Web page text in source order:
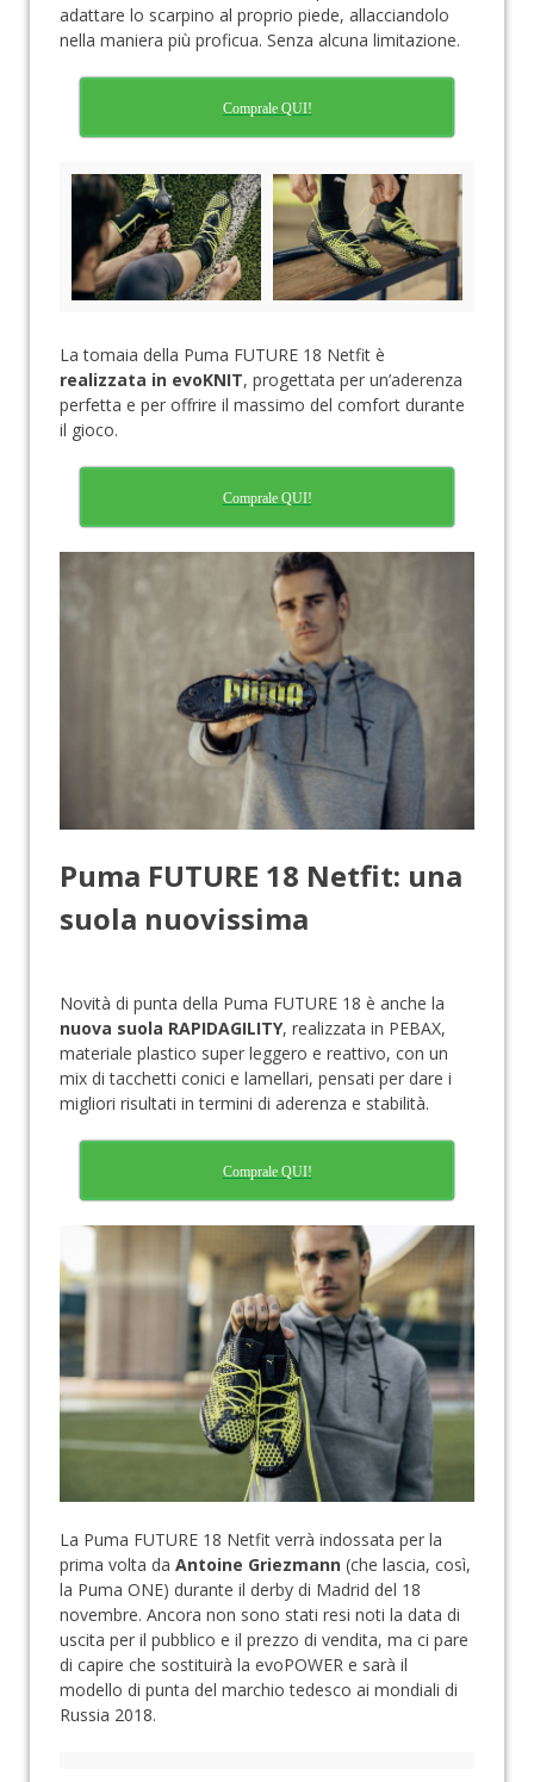
adattare lo scarpino al proprio piede, allacciandolo
nella maniera più proficua. Senza alcuna limitazione.
Comprale QUI!
La tomaia della Puma FUTURE 18 Netfit è
realizzata in evoKNIT, progettata per un’aderenza
perfetta e per offrire il massimo del comfort durante
il gioco.
Comprale QUI!
Puma FUTURE 18 Netfit: una
suola nuovissima
Novità di punta della Puma FUTURE 18 è anche la
nuova suola RAPIDAGILITY, realizzata in PEBAX,
materiale plastico super leggero e reattivo, con un
mix di tacchetti conici e lamellari, pensati per dare i
migliori risultati in termini di aderenza e stabilità.
Comprale QUI!
La Puma FUTURE 18 Netfit verrà indossata per la
prima volta da Antoine Griezmann (che lascia, così,
la Puma ONE) durante il derby di Madrid del 18
novembre. Ancora non sono stati resi noti la data di
uscita per il pubblico e il prezzo di vendita, ma ci pare
di capire che sostituirà la evoPOWER e sarà il
modello di punta del marchio tedesco ai mondiali di
Russia 2018.